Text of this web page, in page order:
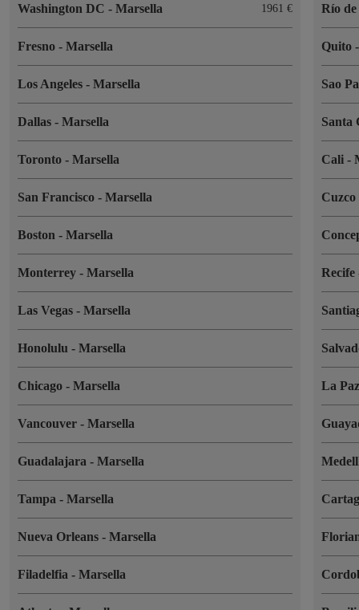
Washington DC - Marsella 1961 €
Fresno - Marsella
Los Angeles - Marsella
Dallas - Marsella
Toronto - Marsella
San Francisco - Marsella
Boston - Marsella
Monterrey - Marsella
Las Vegas - Marsella
Honolulu - Marsella
Chicago - Marsella
Vancouver - Marsella
Guadalajara - Marsella
Tampa - Marsella
Nueva Orleans - Marsella
Filadelfia - Marsella
Río
Quito
Sao
Santa
Cali-
Cuzco
Recife
La